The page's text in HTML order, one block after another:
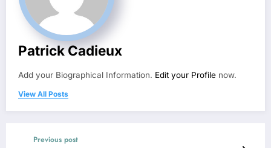
Patrick Cadieux
Add your Biographical Information. Edit your Profile now.
View All Posts
Previous post